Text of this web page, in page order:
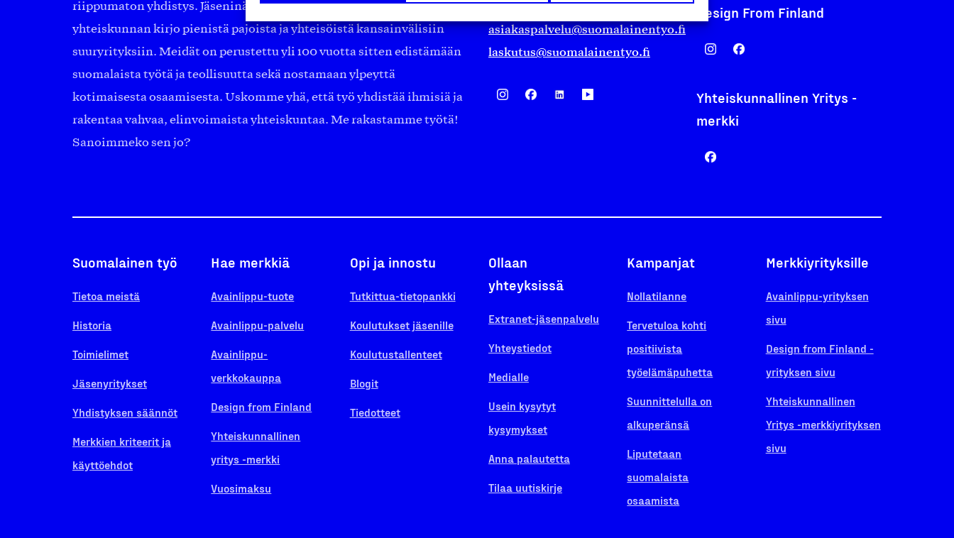
riippumaton yhdistys. Jäseninämme on koko suomalaisen
yhteiskunnan kirjo pienistä pajoista ja yhteisöistä kansainvälisiin
suuryrityksiin. Meidät on perustettu yli 100 vuotta sitten edistämään
suomalaista työtä ja teollisuutta sekä nostamaan ylpeyttä
kotimaisesta osaamisesta. Uskomme yhä, että työ yhdistää ihmisiä ja
rakentaa vahvaa, elinvoimaista yhteiskuntaa. Me rakastamme työtä!
Sanoimmeko sen jo?
Finland
asiakaspalvelu@suomalainentyo.fi
laskutus@suomalainentyo.fi
Design From Finland
Yhteiskunnallinen Yritys -
merkki
Suomalainen työ
Tietoa meistä
Historia
Toimielimet
Jäsenyritykset
Yhdistyksen säännöt
Merkkien kriteerit ja
käyttöehdot
Hae merkkiä
Avainlippu-tuote
Avainlippu-palvelu
Avainlippu-
verkkokauppa
Design from Finland
Yhteiskunnallinen
yritys -merkki
Vuosimaksu
Opi ja innostu
Tutkittua-tietopankki
Koulutukset jäsenille
Koulutustallenteet
Blogit
Tiedotteet
Ollaan
yhteyksissä
Extranet-jäsenpalvelu
Yhteystiedot
Medialle
Usein kysytyt
kysymykset
Anna palautetta
Tilaa uutiskirje
Kampanjat
Nollatilanne
Tervetuloa kohti
positiivista
työelämäpuhetta
Suunnittelulla on
alkuperänsä
Liputetaan
suomalaista
osaamista
Merkkiyrityksille
Avainlippu-yrityksen
sivu
Design from Finland -
yrityksen sivu
Yhteiskunnallinen
Yritys -merkkiyrityksen
sivu